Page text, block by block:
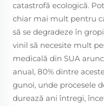
catastrofă ecologică.
chiar mai mult pentru
să se degradeze în
vinil să necesite mult
medicală din SUA
anual, 80% dintre
gunoi, unde procesele
durează ani întregi,